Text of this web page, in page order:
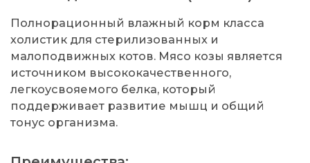
Полнорационный влажный корм класса
холистик для стерилизованных и
малоподвижных котов. Мясо козы является
источником высококачественного,
легкоусвояемого белка, который
поддерживает развитие мышц и общий
тонус организма.